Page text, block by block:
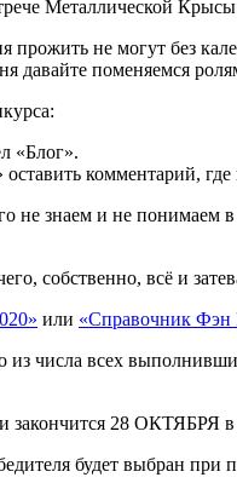
Металлической
прожить не могут без
давайте поменяемся
«Блог».
комментарий,
не знаем и не понимаем
собственно, всё и
или «Справочник
из числа всех
закончится 28 ОКТЯБРЯ
будет выбран при